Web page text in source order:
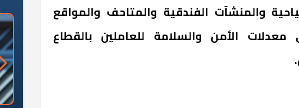
والمنشآت الفندقية والمتاحف والمواقع
معدلات الأمن والسلامة للعاملين بالقطاع